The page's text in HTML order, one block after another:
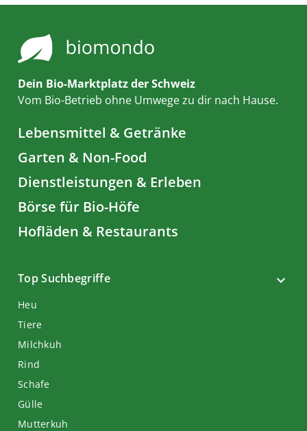
Dein Bio-Marktplatz der Schweiz
Vom Bio-Betrieb ohne Umwege zu dir nach Hause.
Lebensmittel & Getränke
Garten & Non-Food
Dienstleistungen & Erleben
Börse für Bio-Höfe
Hofläden & Restaurants
Top Suchbegriffe
Heu
Tiere
Milchkuh
Rind
Schafe
Gülle
Mutterkuh